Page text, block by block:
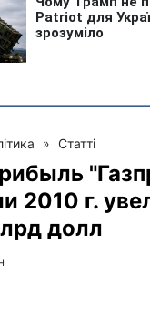
» Статті
2010 г.
долл